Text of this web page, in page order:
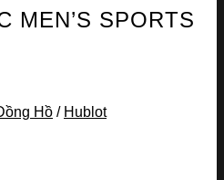
MEN’S SPORTS
Hồ / Hublot